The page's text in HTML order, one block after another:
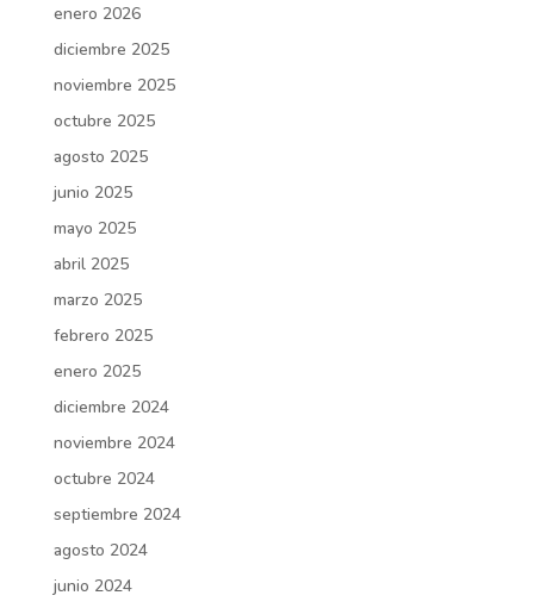
enero 2026
diciembre 2025
noviembre 2025
octubre 2025
agosto 2025
junio 2025
mayo 2025
abril 2025
marzo 2025
febrero 2025
enero 2025
diciembre 2024
noviembre 2024
octubre 2024
septiembre 2024
agosto 2024
junio 2024